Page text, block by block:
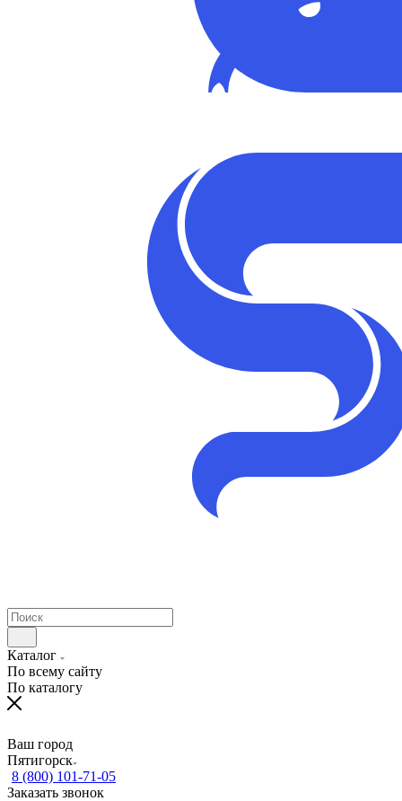
Каталог
По всему сайту
По каталогу
Ваш город
Пятигорск
8 (800) 101-71-05
Заказать звонок